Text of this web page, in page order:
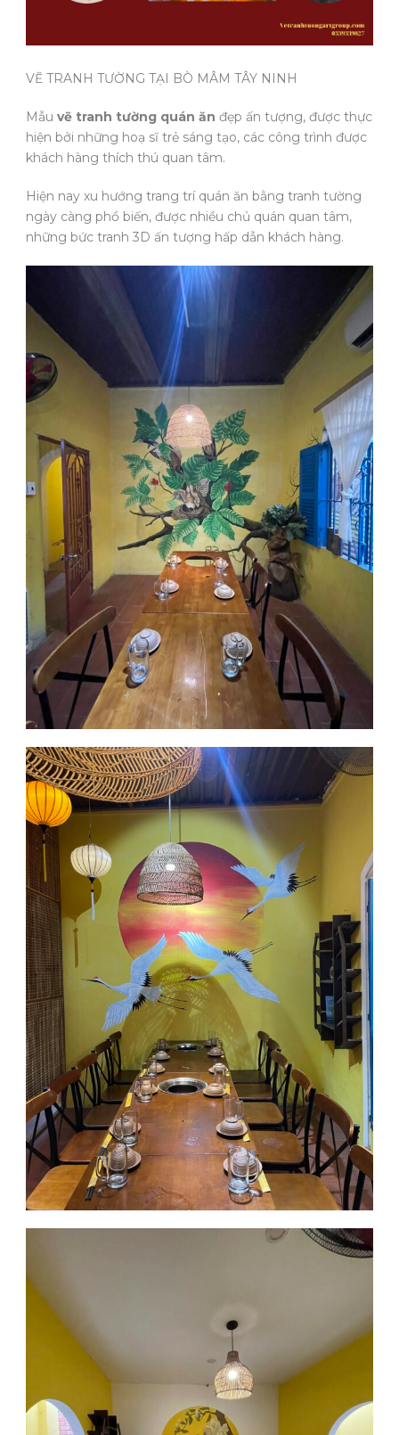
VẼ TRANH TƯỜNG TẠI BÒ MÂM TÂY NINH
Mẫu vẽ tranh tường quán ăn đẹp ấn tượng, được thực
hiện bởi những hoạ sĩ trẻ sáng tạo, các công trình được
khách hàng thích thú quan tâm.
Hiện nay xu hướng trang trí quán ăn bằng tranh tường
ngày càng phổ biến, được nhiều chủ quán quan tâm,
những bức tranh 3D ấn tượng hấp dẫn khách hàng.